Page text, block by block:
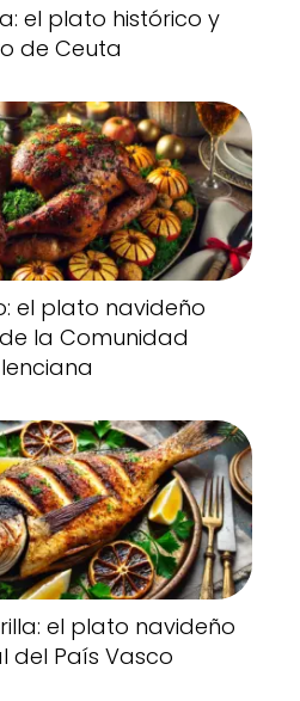
el plato histórico y
de Ceuta
el plato navideño
la Comunidad
el plato navideño
del País Vasco